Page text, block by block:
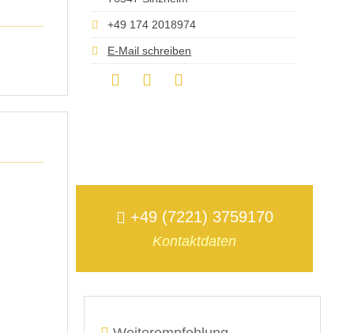
+49 174 2018974
E-Mail schreiben
+49 (7221) 3759170
Kontaktdaten